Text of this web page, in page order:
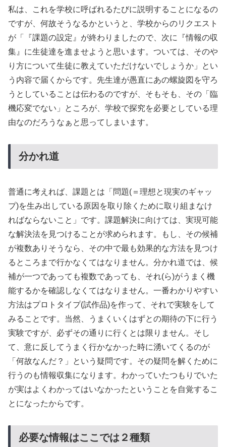
私は、これを学校に呼ばれるたびに説明することになるの
ですが、何故そうなるかというと、学校からのリクエスト
が「『課題の設定』が終わりましたので、次に『情報の収
集』に生徒達を進ませようと思います。ついては、そのや
り方について生徒に教えていただけないでしょうか」とい
う内容で届くからです。先生達が愚直にあの螺旋図を守ろ
うとしていることは伝わるのですが、そもそも、その「臨
機応変でない」ところが、学校で探究を必要としている理
由なのだろうなぁと思ってしまいます。
分かれ道
普通に考えれば、課題とは「問題(＝理想と現実のギャッ
プ)を生み出している原因を取り除くために取り組まなけ
ればならないこと」です。課題解決に向けては、実現可能
な解決法を見つけることが求められます。もし、その候補
が複数ありそうなら、その中で最も効果的な方法を見つけ
るところまで行かなくてはなりません。分かれ道では、候
補が一つであっても複数であっても、それ(ら)がうまく機
能するかを確認しなくてはなりません。一番わかりやすい
方法はプロトタイプ(試作品)を作って、それで実験をして
みることです。当然、うまくいくはずとの期待の下に行う
実験ですが、必ずその通りに行くとは限りません。そし
て、意に反してうまく行かなかった時に湧いてくるのが
「何故なんだ？」という疑問です。その疑問を解くために
行うのも情報収集になります。わかっていたつもりでいた
が実はよくわかってはいなかったということを自覚するこ
とになったからです。
必要な情報はここでは２種類